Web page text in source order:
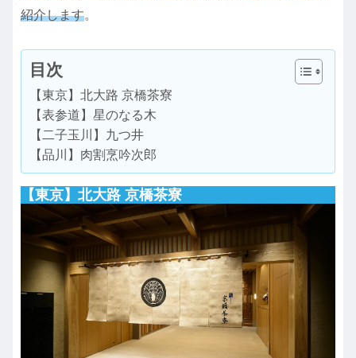
紹介します。
目次
【東京】北大路 京橋茶寮
【表参道】星のなる木
【二子玉川】九つ井
【品川】肉割烹吟次郎
【東京】 北大路 京橋茶寮